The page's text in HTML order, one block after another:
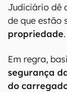
Judiciário dê
de que estão
propriedade.
Em regra,
segurança
do